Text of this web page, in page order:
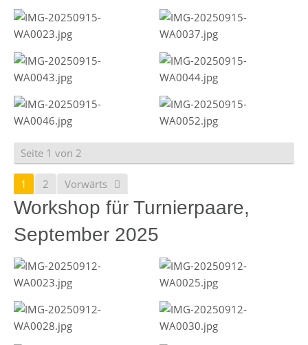
Seite 1 von 2
1 2 Vorwärts
Workshop für Turnierpaare,
September 2025